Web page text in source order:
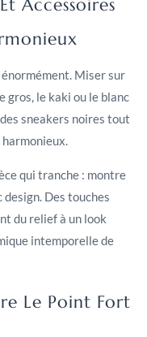
Accessoires
Miser sur
gros, le kaki ou le blanc
sneakers noires tout
qui tranche : montre
Des touches
du relief à un look
intemporelle de
Le Point Fort